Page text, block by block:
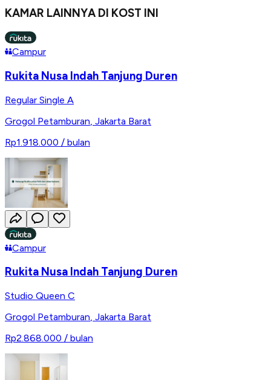
KAMAR LAINNYA DI KOST INI
Campur
Rukita Nusa Indah Tanjung Duren
Regular Single A
Grogol Petamburan Jakarta Barat
Rp1.918.000 / bulan
Campur
Rukita Nusa Indah Tanjung Duren
Studio Queen C
Grogol Petamburan, Jakarta Barat
Rp2.868.000 / bulan